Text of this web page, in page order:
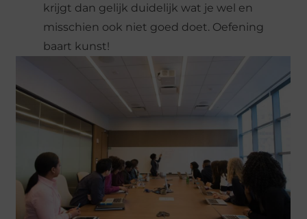
krijgt dan gelijk duidelijk wat je wel en
misschien ook niet goed doet. Oefening
baart kunst!